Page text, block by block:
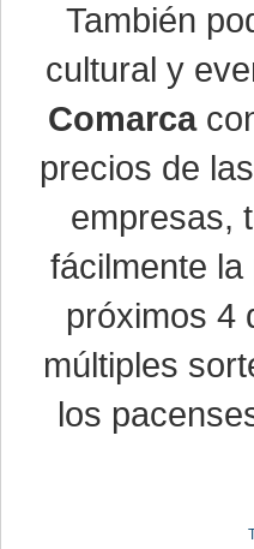
También
cultural y
Comarca
precios de
empresas,
fácilmente
próximos 4
múltiples
los